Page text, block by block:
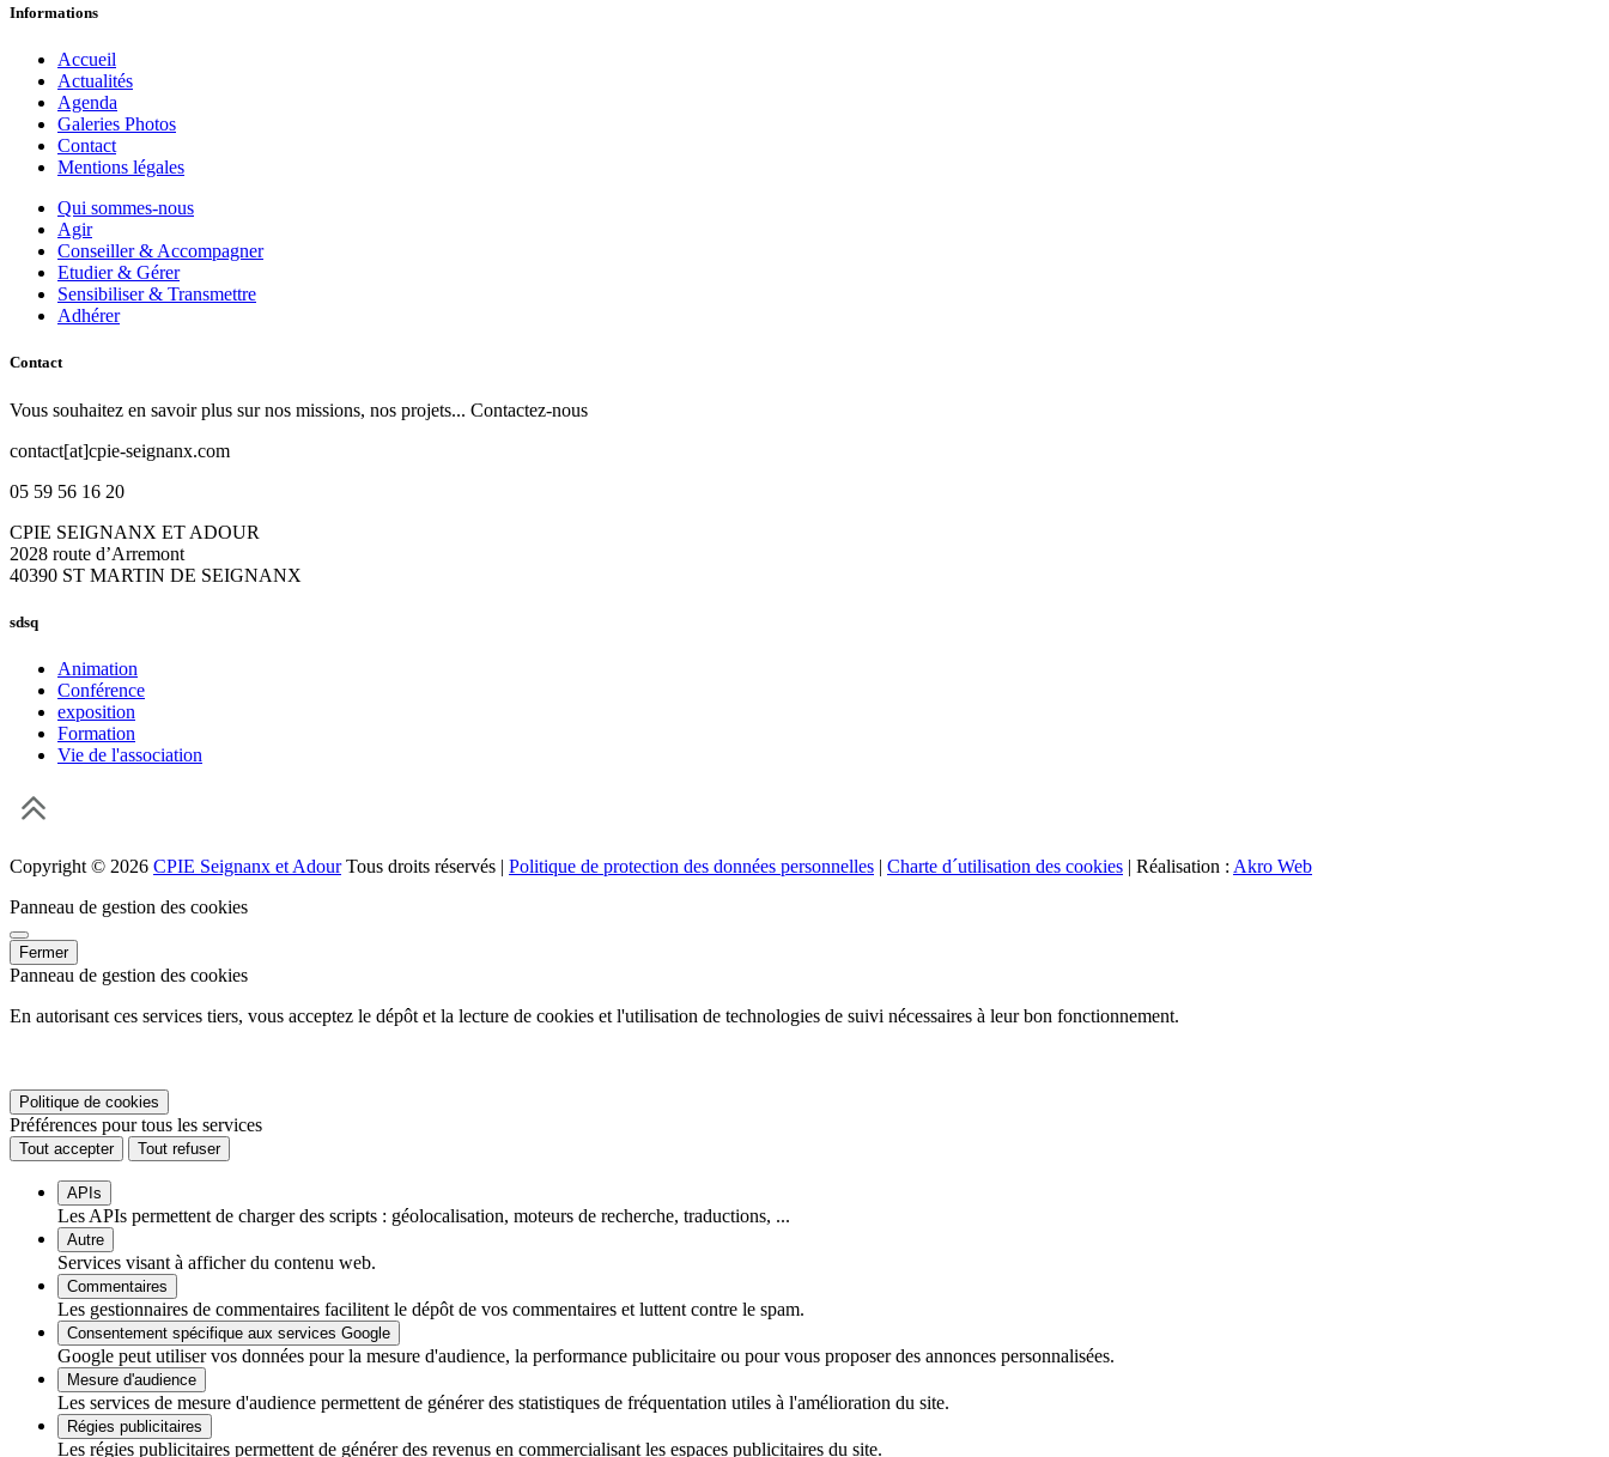
Informations
Accueil
Actualités
Agenda
Galeries Photos
Contact
Mentions légales
Qui sommes-nous
Agir
Conseiller & Accompagner
Etudier & Gérer
Sensibiliser & Transmettre
Adhérer
Contact
Vous souhaitez en savoir plus sur nos missions, nos projets... Contactez-nous
contact[at]cpie-seignanx.com
05 59 56 16 20
CPIE SEIGNANX ET ADOUR
2028 route d’Arremont
40390 ST MARTIN DE SEIGNANX
sdsq
Animation
Conférence
exposition
Formation
Vie de l'association
Copyright © 2026 CPIE Seignanx et AdourTous droits réservés | Politique de protection des données personnelles | Charte d´utilisation des cookies | Réalisation : Akro Web
Panneau de gestion des cookies
Fermer
Panneau de gestion des cookies
En autorisant ces services tiers, vous acceptez le dépôt et la lecture de cookies et l'utilisation de technologies de suivi nécessaires à leur bon fonctionnement.
Politique de cookies
Préférences pour tous les services
Tout accepter Tout refuser
APIs
Les APIs permettent de charger des scripts : géolocalisation, moteurs de recherche, traductions, ...
Autre
Services visant à afficher du contenu web.
Commentaires
Les gestionnaires de commentaires facilitent le dépôt de vos commentaires et luttent contre le spam.
Consentement spécifique aux services Google
Google peut utiliser vos données pour la mesure d'audience, la performance publicitaire ou pour vous proposer des annonces personnalisées.
Mesure d'audience
Les services de mesure d'audience permettent de générer des statistiques de fréquentation utiles à l'amélioration du site.
Régies publicitaires
Les régies publicitaires permettent de générer des revenus en commercialisant les espaces publicitaires du site.